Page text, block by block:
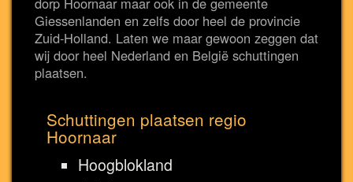
Giessenlanden en zelfs door heel de provincie
Zuid-Holland. Laten we maar gewoon zeggen dat
wij door heel Nederland en België schuttingen
plaatsen.
Schuttingen plaatsen regio
Hoornaar
Hoogblokland